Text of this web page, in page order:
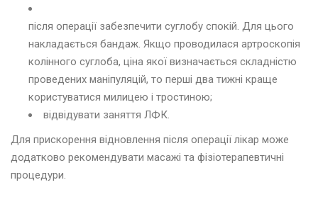
після операції забезпечити суглобу спокій. Для цього
накладається бандаж. Якщо проводилася артроскопія
колінного суглоба, ціна якої визначається складністю
проведених маніпуляцій, то перші два тижні краще
користуватися милицею і тростиною;
відвідувати заняття ЛФК.
Для прискорення відновлення після операції лікар може
додатково рекомендувати масажі та фізіотерапевтичні
процедури.